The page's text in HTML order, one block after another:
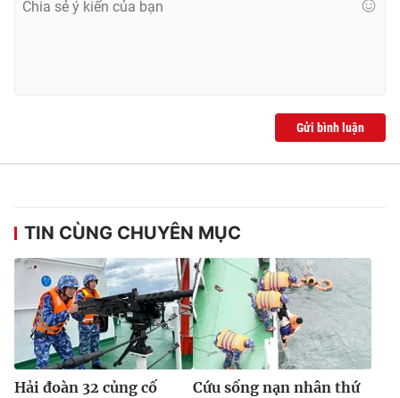
Gửi bình luận
TIN CÙNG CHUYÊN MỤC
Hải đoàn 32 củng cố
Cứu sống nạn nhân thứ